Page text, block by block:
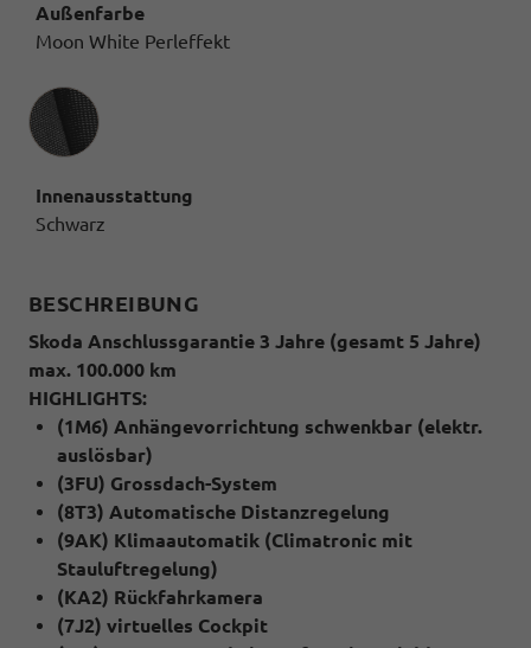
Außenfarbe
Moon White Perleffekt
Innenausstattung
Innenausstattung
Schwarz
BESCHREIBUNG
Skoda Anschlussgarantie 3 Jahre (gesamt 5 Jahre)
max. 100.000 km
HIGHLIGHTS:
(1M6) Anhängevorrichtung schwenkbar (elektr.
auslösbar)
(3FU) Grossdach-System
(8T3) Automatische Distanzregelung
(9AK) Klimaautomatik (Climatronic mit
Stauluftregelung)
(KA2) Rückfahrkamera
(7J2) virtuelles Cockpit